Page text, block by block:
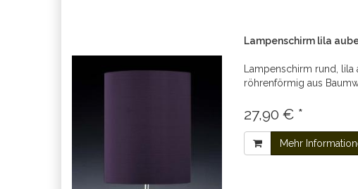
Lampenschirm lila
Lampenschirm rund, lila
röhrenförmig aus
27,90 € *
Mehr